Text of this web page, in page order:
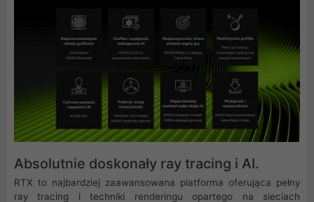
Absolutnie doskonały ray tracing i AI.
RTX to najbardziej zaawansowana platforma oferująca pełny
ray tracing i techniki renderingu opartego na sieciach